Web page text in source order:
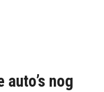
auto’s nog